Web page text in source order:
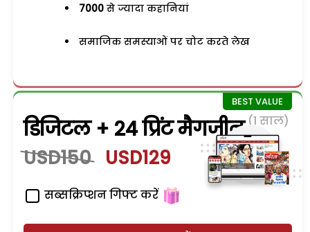
7000 से ज्यादा कहानियां
समाजिक समस्याओं पर चोट करते लेख
डिजिटल + 24 प्रिंट मैगजीन (1 साल)
USD150 USD129
सब्सक्रिप्शन गिफ्ट करें